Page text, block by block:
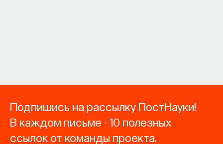
Подпишись на рассылку ПостНауки!
В каждом письме - 10 полезных
ссылок от команды проекта.